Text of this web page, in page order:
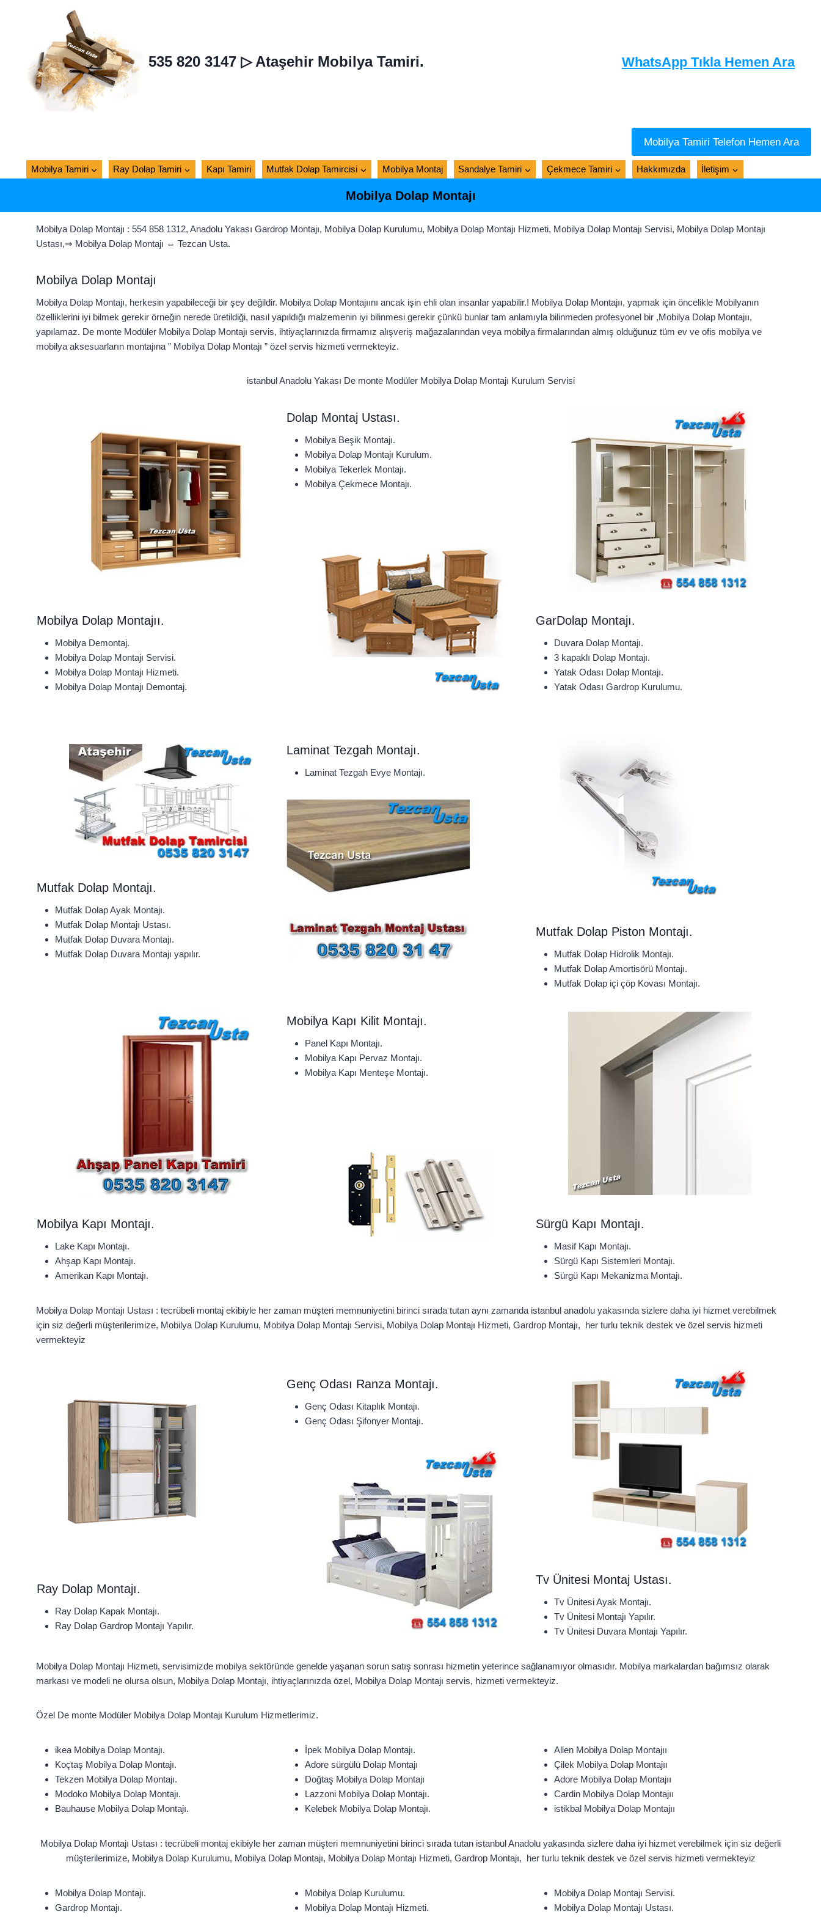
535 820 3147 ▷ Ataşehir Mobilya Tamiri. WhatsApp Tıkla Hemen Ara
Mobilya Tamiri Telefon Hemen Ara
Mobilya Tamiri Ray Dolap Tamiri Kapı Tamiri Mutfak Dolap Tamircisi Mobilya Montaj Sandalye Tamiri Çekmece Tamiri Hakkımızda İletişim
Mobilya Dolap Montajı
Mobilya Dolap Montajı : 554 858 1312, Anadolu Yakası Gardrop Montajı, Mobilya Dolap Kurulumu, Mobilya Dolap Montajı Hizmeti, Mobilya Dolap Montajı Servisi, Mobilya Dolap Montajı
Ustası,⇒ Mobilya Dolap Montajı ⇔ Tezcan Usta.
Mobilya Dolap Montajı
Mobilya Dolap Montajı, herkesin yapabileceği bir şey değildir. Mobilya Dolap Montajıını ancak işin ehli olan insanlar yapabilir.! Mobilya Dolap Montajıı, yapmak için öncelikle Mobilyanın
özelliklerini iyi bilmek gerekir örneğin nerede üretildiği, nasıl yapıldığı malzemenin iyi bilinmesi gerekir çünkü bunlar tam anlamıyla bilinmeden profesyonel bir ,Mobilya Dolap Montajıı,
yapılamaz. De monte Modüler Mobilya Dolap Montajı servis, ihtiyaçlarınızda firmamız alışveriş mağazalarından veya mobilya firmalarından almış olduğunuz tüm ev ve ofis mobilya ve
mobilya aksesuarların montajına ” Mobilya Dolap Montajı ” özel servis hizmeti vermekteyiz.
istanbul Anadolu Yakası De monte Modüler Mobilya Dolap Montajı Kurulum Servisi
Mobilya Dolap Montajıı.
Mobilya Demontaj.
Mobilya Dolap Montajı Servisi.
Mobilya Dolap Montajı Hizmeti.
Mobilya Dolap Montajı Demontaj.
Dolap Montaj Ustası.
Mobilya Beşik Montajı.
Mobilya Dolap Montajı Kurulum.
Mobilya Tekerlek Montajı.
Mobilya Çekmece Montajı.
GarDolap Montajı.
Duvara Dolap Montajı.
3 kapaklı Dolap Montajı.
Yatak Odası Dolap Montajı.
Yatak Odası Gardrop Kurulumu.
Mutfak Dolap Montajı.
Mutfak Dolap Ayak Montajı.
Mutfak Dolap Montajı Ustası.
Mutfak Dolap Duvara Montajı.
Mutfak Dolap Duvara Montajı yapılır.
Laminat Tezgah Montajı.
Laminat Tezgah Evye Montajı.
Mutfak Dolap Piston Montajı.
Mutfak Dolap Hidrolik Montajı.
Mutfak Dolap Amortisörü Montajı.
Mutfak Dolap içi çöp Kovası Montajı.
Mobilya Kapı Montajı.
Lake Kapı Montajı.
Ahşap Kapı Montajı.
Amerikan Kapı Montajı.
Mobilya Kapı Kilit Montajı.
Panel Kapı Montajı.
Mobilya Kapı Pervaz Montajı.
Mobilya Kapı Menteşe Montajı.
Sürgü Kapı Montajı.
Masif Kapı Montajı.
Sürgü Kapı Sistemleri Montajı.
Sürgü Kapı Mekanizma Montajı.
Mobilya Dolap Montajı Ustası : tecrübeli montaj ekibiyle her zaman müşteri memnuniyetini birinci sırada tutan aynı zamanda istanbul anadolu yakasında sizlere daha iyi hizmet verebilmek
için siz değerli müşterilerimize, Mobilya Dolap Kurulumu, Mobilya Dolap Montajı Servisi, Mobilya Dolap Montajı Hizmeti, Gardrop Montajı, her turlu teknik destek ve özel servis hizmeti
vermekteyiz
Ray Dolap Montajı.
Ray Dolap Kapak Montajı.
Ray Dolap Gardrop Montajı Yapılır.
Genç Odası Ranza Montajı.
Genç Odası Kitaplık Montajı.
Genç Odası Şifonyer Montajı.
Tv Ünitesi Montaj Ustası.
Tv Ünitesi Ayak Montajı.
Tv Ünitesi Montajı Yapılır.
Tv Ünitesi Duvara Montajı Yapılır.
Mobilya Dolap Montajı Hizmeti, servisimizde mobilya sektöründe genelde yaşanan sorun satış sonrası hizmetin yeterince sağlanamıyor olmasıdır. Mobilya markalardan bağımsız olarak
markası ve modeli ne olursa olsun, Mobilya Dolap Montajı, ihtiyaçlarınızda özel, Mobilya Dolap Montajı servis, hizmeti vermekteyiz.
Özel De monte Modüler Mobilya Dolap Montajı Kurulum Hizmetlerimiz.
ikea Mobilya Dolap Montajı.
Koçtaş Mobilya Dolap Montajı.
Tekzen Mobilya Dolap Montajı.
Modoko Mobilya Dolap Montajı.
Bauhause Mobilya Dolap Montajı.
İpek Mobilya Dolap Montajı.
Adore sürgülü Dolap Montajı
Doğtaş Mobilya Dolap Montajı
Lazzoni Mobilya Dolap Montajı.
Kelebek Mobilya Dolap Montajı.
Allen Mobilya Dolap Montajıı
Çilek Mobilya Dolap Montajıı
Adore Mobilya Dolap Montajıı
Cardin Mobilya Dolap Montajıı
istikbal Mobilya Dolap Montajıı
Mobilya Dolap Montajı Ustası : tecrübeli montaj ekibiyle her zaman müşteri memnuniyetini birinci sırada tutan istanbul Anadolu yakasında sizlere daha iyi hizmet verebilmek için siz değerli
müşterilerimize, Mobilya Dolap Kurulumu, Mobilya Dolap Montajı, Mobilya Dolap Montajı Hizmeti, Gardrop Montajı, her turlu teknik destek ve özel servis hizmeti vermekteyiz
Mobilya Dolap Montajı.
Gardrop Montajı.
Mobilya Dolap Kurulumu.
Mobilya Dolap Montajı Hizmeti.
Mobilya Dolap Montajı Servisi.
Mobilya Dolap Montajı Ustası.